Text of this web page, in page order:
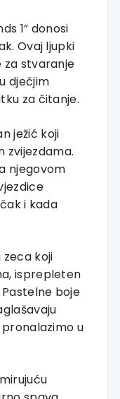
1” donosi
Ovaj ljupki
stvaranje
dječjim
za čitanje.
ježić koji
zvijezdama.
njegovom
i kada
zeca koji
isprepleten
boje
u